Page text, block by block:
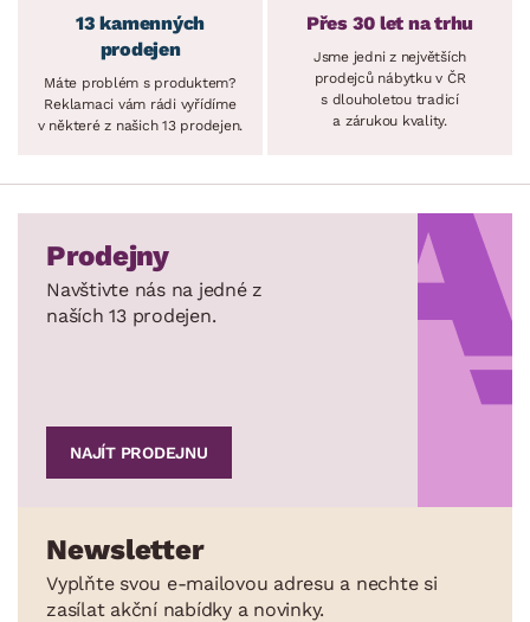
13 kamenných
prodejen
Máte problém s produktem?
Reklamaci vám rádi vyřídíme
v některé z našich 13 prodejen.
Přes 30 let na trhu
Jsme jedni z největších
prodejců nábytku v ČR
s dlouholetou tradicí
a zárukou kvality.
Prodejny
Navštivte nás na jedné z
naších 13 prodejen.
NAJÍT PRODEJNU
Newsletter
Vyplňte svou e-mailovou adresu a nechte si
zasílat akční nabídky a novinky.